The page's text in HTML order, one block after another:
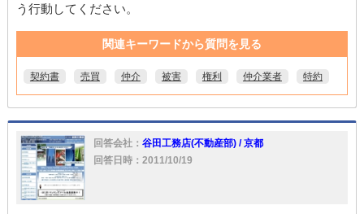
う行動してください。
関連キーワードから質問を見る
契約書 売買 仲介 被害 権利 仲介業者 特約
回答会社： 谷田工務店(不動産部) / 京都
回答日時：2011/10/19